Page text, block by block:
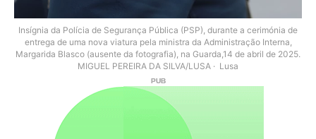
Insígnia da Polícia de Segurança Pública (PSP), durante a cerimónia de
entrega de uma nova viatura pela ministra da Administração Interna,
Margarida Blasco (ausente da fotografia), na Guarda,14 de abril de 2025.
MIGUEL PEREIRA DA SILVA/LUSA
Lusa